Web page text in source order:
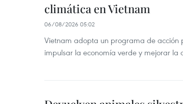
climática en Vietnam
06/08/2026 05:02
Vietnam adopta un programa de acción
impulsar la economía verde y mejorar